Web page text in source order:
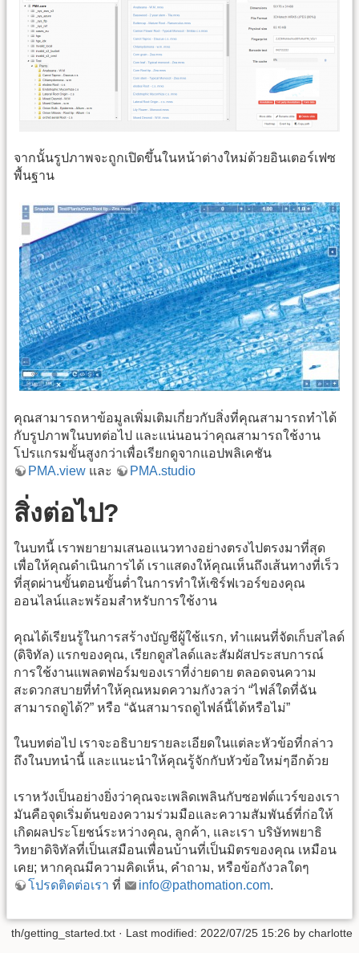
จากนั้นรูปภาพจะถูกเปิดขึ้นในหน้าต่างใหม่ด้วยอินเตอร์เฟซ
พื้นฐาน
คุณสามารถหาข้อมูลเพิ่มเติมเกี่ยวกับสิ่งที่คุณสามารถทำได้
กับรูปภาพในบทต่อไป และแน่นอนว่าคุณสามารถใช้งาน
โปรแกรมขั้นสูงกว่าเพื่อเรียกดูจากแอปพลิเคชัน
PMA.view และ PMA.studio
สิ่งต่อไป?
ในบทนี้ เราพยายามเสนอแนวทางอย่างตรงไปตรงมาที่สุด
เพื่อให้คุณดำเนินการได้ เราแสดงให้คุณเห็นถึงเส้นทางที่เร็ว
ที่สุดผ่านขั้นตอนขั้นต่ำในการทำให้เซิร์ฟเวอร์ของคุณ
ออนไลน์และพร้อมสำหรับการใช้งาน
คุณได้เรียนรู้ในการสร้างบัญชีผู้ใช้แรก, ทำแผนที่จัดเก็บสไลด์
(ดิจิทัล) แรกของคุณ, เรียกดูสไลด์และสัมผัสประสบการณ์
การใช้งานแพลตฟอร์มของเราที่ง่ายดาย ตลอดจนความ
สะดวกสบายที่ทำให้คุณหมดความกังวลว่า “ไฟล์ใดที่ฉัน
สามารถดูได้?” หรือ “ฉันสามารถดูไฟล์นี้ได้หรือไม่”
ในบทต่อไป เราจะอธิบายรายละเอียดในแต่ละหัวข้อที่กล่าว
ถึงในบทนำนี้ และแนะนำให้คุณรู้จักกับหัวข้อใหม่ๆอีกด้วย
เราหวังเป็นอย่างยิ่งว่าคุณจะเพลิดเพลินกับซอฟต์แวร์ของเรา
มันคือจุดเริ่มต้นของความร่วมมือและความสัมพันธ์ที่ก่อให้
เกิดผลประโยชน์ระหว่างคุณ, ลูกค้า, และเรา บริษัทพยาธิ
วิทยาดิจิทัลที่เป็นเสมือนเพื่อนบ้านที่เป็นมิตรของคุณ เหมือน
เคย; หากคุณมีความคิดเห็น, คำถาม, หรือข้อกังวลใดๆ
โปรดติดต่อเรา ที่ info@pathomation.com.
th/getting_started.txt · Last modified: 2022/07/25 15:26 by charlotte